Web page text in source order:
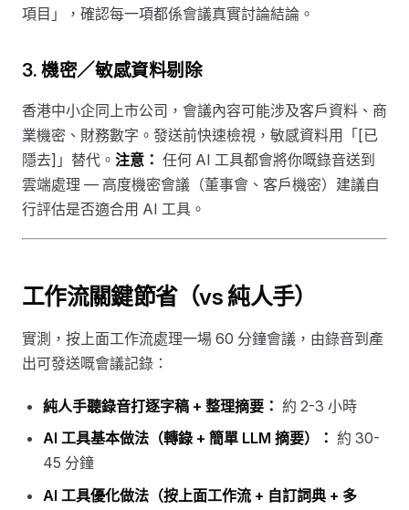
項目」，確認每一項都係會議真實討論結論。
3. 機密／敏感資料剔除
香港中小企同上市公司，會議內容可能涉及客戶資料、商
業機密、財務數字。發送前快速檢視，敏感資料用「[已
隱去]」替代。 注意： 任何 AI 工具都會將你嘅錄音送到
雲端處理 — 高度機密會議（董事會、客戶機密）建議自
行評估是否適合用 AI 工具。
工作流關鍵節省（vs 純人手）
實測，按上面工作流處理一場 60 分鐘會議，由錄音到產
出可發送嘅會議記錄：
純人手聽錄音打逐字稿 + 整理摘要： 約 2-3 小時
AI 工具基本做法（轉錄 + 簡單 LLM 摘要）： 約 30-
45 分鐘
AI 工具優化做法（按上面工作流 + 自訂詞典 + 多